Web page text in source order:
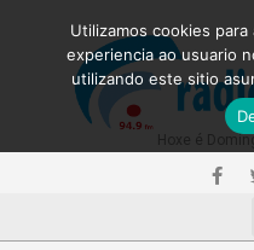
Utilizamos cookies
experiencia ao usuario
utilizando este sitio